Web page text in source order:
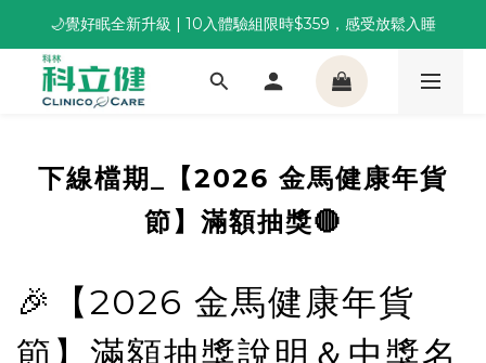
董事長推薦保養組合｜體驗價 $1,800 起，最高享 6 折
🌙覺好眠全新升級 | 10入體驗組限時$359，感受放鬆入睡
董事長推薦保養組合｜體驗價 $1,800 起，最高享 6 折
下線檔期_【2026 金馬健康年貨
節】滿額抽獎🔴
🎉【2026 金馬健康年貨
節】滿額抽獎說明＆中獎名